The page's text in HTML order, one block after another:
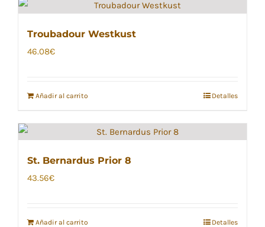
Troubadour Westkust
46.08€
Añadir al carrito Detalles
St. Bernardus Prior 8
43.56€
Añadir al carrito Detalles